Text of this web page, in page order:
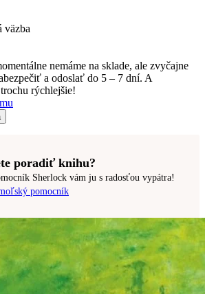
väzba
nemáme na sklade, ale zvyčajne
a odoslať do 5 – 7 dní. A
rýchlejšie!
poradiť knihu?
Sherlock vám ju s radosťou vypátra!
pomocník